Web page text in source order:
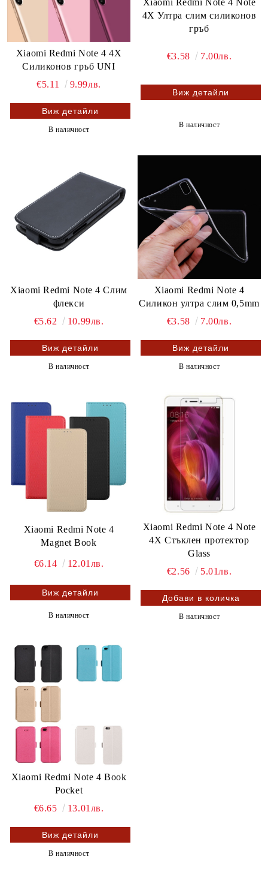
Xiaomi Redmi Note 4 4X
Силиконов гръб UNI
€5.11
9.99лв.
Виж детайли
В наличност
Xiaomi Redmi Note 4 Note
4X Ултра слим силиконов
гръб
€3.58 7.00лв.
Виж детайли
В наличност
Xiaomi Redmi Note 4 Слим
флекси
€5.62
10.99лв.
Виж детайли
В наличност
Xiaomi Redmi Note 4
Силикон ултра слим 0,5mm
€3.58
7.00лв.
Виж детайли
В наличност
Xiaomi Redmi Note 4
Magnet Book
€6.14 12.01лв.
Виж детайли
В наличност
Xiaomi Redmi Note 4 Note
4X Стъклен протектор
Glass
€2.56
5.01лв.
В наличност
Xiaomi Redmi Note 4 Book
Pocket
€6.65
13.01лв.
Виж детайли
В наличност